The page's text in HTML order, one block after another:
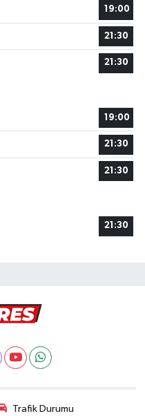
19:00
21:30
21:30
19:00
21:30
21:30
21:30
Trafik Durumu